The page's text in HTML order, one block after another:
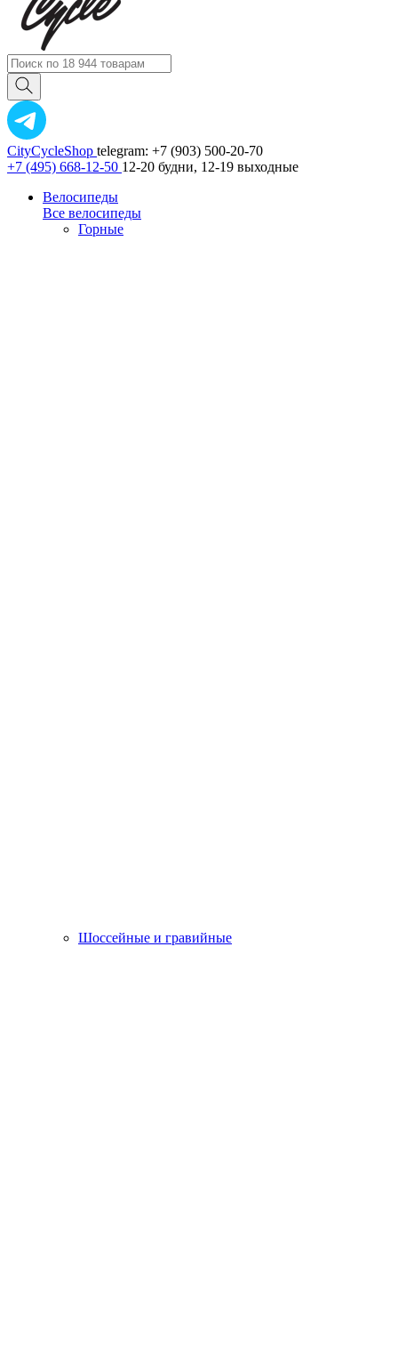
CityCycleShop telegram: +7 (903) 500-20-70
+7 (495) 668-12-50 12-20 будни, 12-19 выходные
Велосипеды
Все велосипеды
Горные
Шоссейные и гравийные